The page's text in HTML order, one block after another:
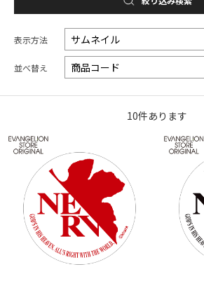
表示方法
並べ替え
10件あります